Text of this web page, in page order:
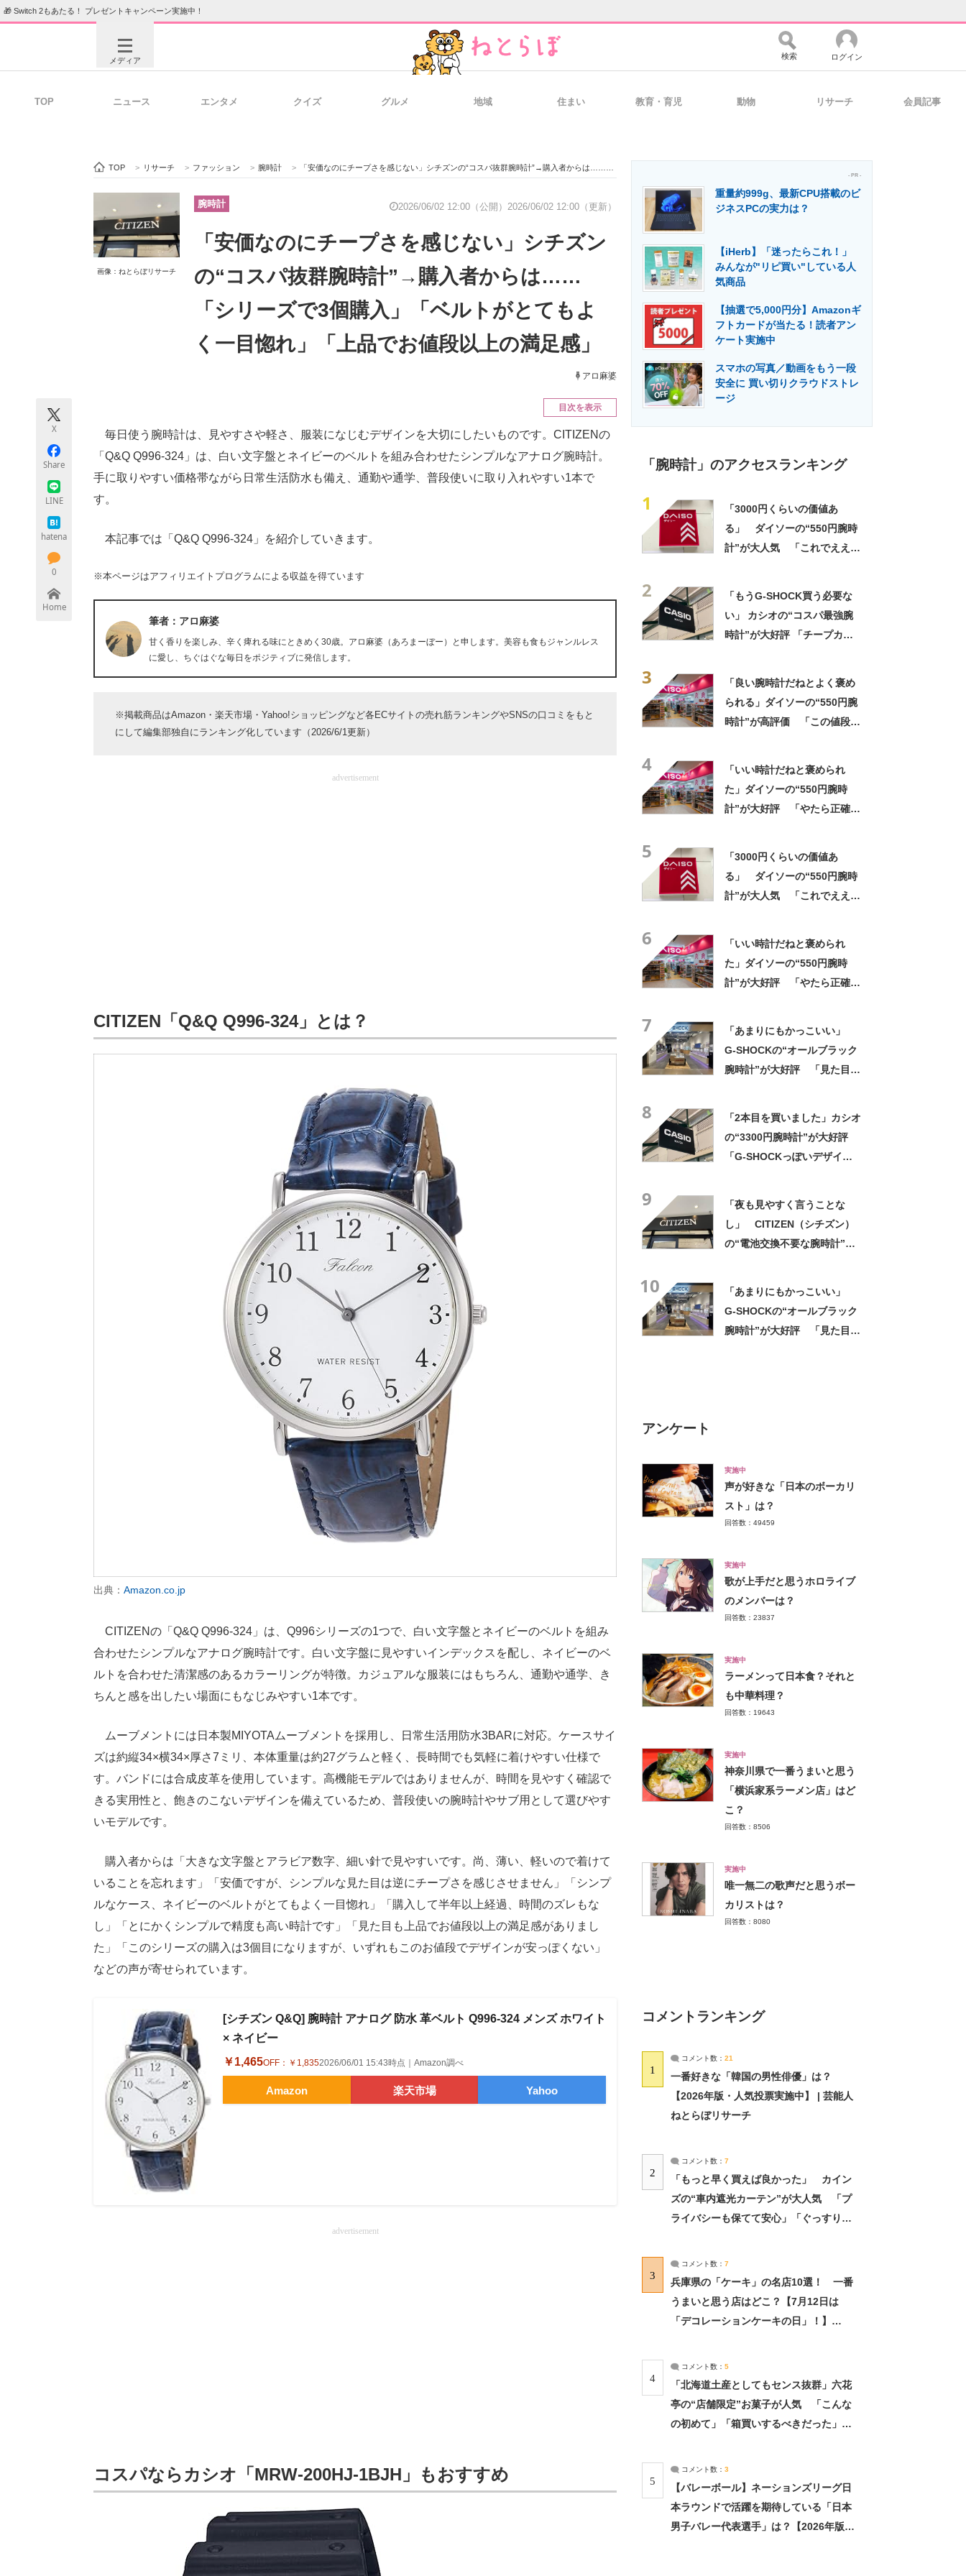
🎁 Switch 2もあたる！ プレゼントキャンペーン実施中！
メディア
ビジネスと働き方のヒント 経営リーダーのコミュニティ マーケ×ITの今がよく分かる
企業向けIT製品の総合サイト IT製品の技術・比較・事例 製造業のIT導入・活用を支援
エレクトロニクス専門サイト 電子設計の基本と応用 エネルギーの専門メディア 建設×テクノロジーの最前線
検索 ログイン
TOP ニュース エンタメ クイズ グルメ 地域 住まい 教育・育児 動物 リサーチ 会員記事
TOP > リサーチ > ファッション > 腕時計 > 「安価なのにチープさを感じない」シチズンの“コスパ抜群腕時計”→購入者からは……「シリーズで3個購入」「ベルトがとてもよく一目惚れ」「上品でお値段以上の満足感」
画像：ねとらぼリサーチ
腕時計 2026/06/02 12:00（公開） 2026/06/02 12:00（更新）
「安価なのにチープさを感じない」シチズン
の“コスパ抜群腕時計”→購入者からは……
「シリーズで3個購入」「ベルトがとてもよ
く一目惚れ」「上品でお値段以上の満足感」
アロ麻婆
X
Share
LINE
hatena
0
Home
目次を表示
毎日使う腕時計は、見やすさや軽さ、服装になじむデザインを大切にしたいものです。CITIZENの
「Q&Q Q996-324」は、白い文字盤とネイビーのベルトを組み合わせたシンプルなアナログ腕時計。
手に取りやすい価格帯ながら日常生活防水も備え、通勤や通学、普段使いに取り入れやすい1本で
す。
本記事では「Q&Q Q996-324」を紹介していきます。
※本ページはアフィリエイトプログラムによる収益を得ています
筆者：アロ麻婆
甘く香りを楽しみ、辛く痺れる味にときめく30歳。アロ麻婆（あろまーぼー）と申します。美容も食もジャンルレス
に愛し、ちぐはぐな毎日をポジティブに発信します。
※掲載商品はAmazon・楽天市場・Yahoo!ショッピングなど各ECサイトの売れ筋ランキングやSNSの口コミをもと
にして編集部独自にランキング化しています（2026/6/1更新）
advertisement
CITIZEN「Q&Q Q996-324」とは？
出典： Amazon.co.jp
CITIZENの「Q&Q Q996-324」は、Q996シリーズの1つで、白い文字盤とネイビーのベルトを組み
合わせたシンプルなアナログ腕時計です。白い文字盤に見やすいインデックスを配し、ネイビーのベ
ルトを合わせた清潔感のあるカラーリングが特徴。カジュアルな服装にはもちろん、通勤や通学、き
ちんと感を出したい場面にもなじみやすい1本です。
ムーブメントには日本製MIYOTAムーブメントを採用し、日常生活用防水3BARに対応。ケースサイ
ズは約縦34×横34×厚さ7ミリ、本体重量は約27グラムと軽く、長時間でも気軽に着けやすい仕様で
す。バンドには合成皮革を使用しています。高機能モデルではありませんが、時間を見やすく確認で
きる実用性と、飽きのこないデザインを備えているため、普段使いの腕時計やサブ用として選びやす
いモデルです。
購入者からは「大きな文字盤とアラビア数字、細い針で見やすいです。尚、薄い、軽いので着けて
いることを忘れます」「安価ですが、シンプルな見た目は逆にチープさを感じさせません」「シンプ
ルなケース、ネイビーのベルトがとてもよく一目惚れ」「購入して半年以上経過、時間のズレもな
し」「とにかくシンプルで精度も高い時計です」「見た目も上品でお値段以上の満足感がありまし
た」「このシリーズの購入は3個目になりますが、いずれもこのお値段でデザインが安っぽくない」
などの声が寄せられています。
[シチズン Q&Q] 腕時計 アナログ 防水 革ベルト Q996-324 メンズ ホワイト
× ネイビー
￥1,465OFF： ￥1,8352026/06/01 15:43時点｜Amazon調べ
Amazon 楽天市場 Yahoo
advertisement
コスパならカシオ「MRW-200HJ-1BJH」もおすすめ
- PR -
重量約999g、最新CPU搭載のビ
ジネスPCの実力は？
【iHerb】「迷ったらこれ！」
みんなが"リピ買い"している人
気商品
【抽選で5,000円分】Amazonギ
フトカードが当たる！読者アン
ケート実施中
スマホの写真／動画をもう一段
安全に 買い切りクラウドストレ
ージ
「腕時計」のアクセスランキング
1
「3000円くらいの価値あ
る」 ダイソーの“550円腕時
計”が大人気 「これでええや
2
「もうG-SHOCK買う必要な
い」 カシオの“コスパ最強腕
時計”が大好評 「チープカシ
3
「良い腕時計だねとよく褒め
られる」ダイソーの“550円腕
時計”が高評価 「この値段に
4
「いい時計だねと褒められ
た」ダイソーの“550円腕時
計”が大好評 「やたら正確」
5
「3000円くらいの価値あ
る」 ダイソーの“550円腕時
計”が大人気 「これでええや
6
「いい時計だねと褒められ
た」ダイソーの“550円腕時
計”が大好評 「やたら正確」
7
「あまりにもかっこいい」
G-SHOCKの“オールブラック
腕時計”が大好評 「見た目以
8
「2本目を買いました」カシオ
の“3300円腕時計”が大好評
「G-SHOCKっぽいデザイン
9
「夜も見やすく言うことな
し」 CITIZEN（シチズン）
の“電池交換不要な腕時計”が
10
「あまりにもかっこいい」
G-SHOCKの“オールブラック
腕時計”が大好評 「見た目以
アンケート
実施中
声が好きな「日本のボーカリ
スト」は？
回答数：49459
実施中
歌が上手だと思うホロライブ
のメンバーは？
回答数：23837
実施中
ラーメンって日本食？それと
も中華料理？
回答数：19643
実施中
神奈川県で一番うまいと思う
「横浜家系ラーメン店」はど
こ？
回答数：8506
実施中
唯一無二の歌声だと思うボー
カリストは？
回答数：8080
コメントランキング
1
コメント数： 21
一番好きな「韓国の男性俳優」は？
【2026年版・人気投票実施中】 | 芸能人
ねとらぼリサーチ
2
コメント数： 7
「もっと早く買えば良かった」 カイン
ズの“車内遮光カーテン”が大人気 「プ
ライバシーも保てて安心」「ぐっすり眠
3
コメント数： 7
兵庫県の「ケーキ」の名店10選！ 一番
うまいと思う店はどこ？【7月12日は
「デコレーションケーキの日」！】
4
コメント数： 5
「北海道土産としてもセンス抜群」六花
亭の“店舗限定”お菓子が人気 「こんな
の初めて」「箱買いするべきだった」
5
コメント数： 3
【バレーボール】ネーションズリーグ日
本ラウンドで活躍を期待している「日本
男子バレー代表選手」は？【2026年版・